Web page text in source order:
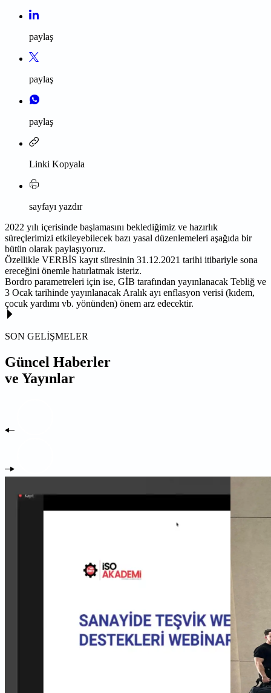
paylaş
paylaş
paylaş
Linki Kopyala
sayfayı yazdır
2022 yılı içerisinde başlamasını beklediğimiz ve hazırlık
süreçlerimizi etkileyebilecek bazı yasal düzenlemeleri aşağıda bir
bütün olarak paylaşıyoruz.
Özellikle VERBİS kayıt süresinin 31.12.2021 tarihi itibariyle sona
ereceğini önemle hatırlatmak isteriz.
Bordro parametreleri için ise, GİB tarafından yayınlanacak Tebliğ ve
3 Ocak tarihinde yayınlanacak Aralık ayı enflasyon verisi (kıdem,
çocuk yardımı vb. yönünden) önem arz edecektir.
SON GELİŞMELER
Güncel Haberler
ve Yayınlar